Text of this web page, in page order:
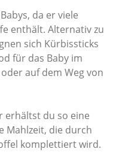
da er viele
enthält. Alternativ zu
sich Kürbissticks
für das Baby im
oder auf dem Weg von
erhältst du so eine
Mahlzeit, die durch
komplettiert wird.